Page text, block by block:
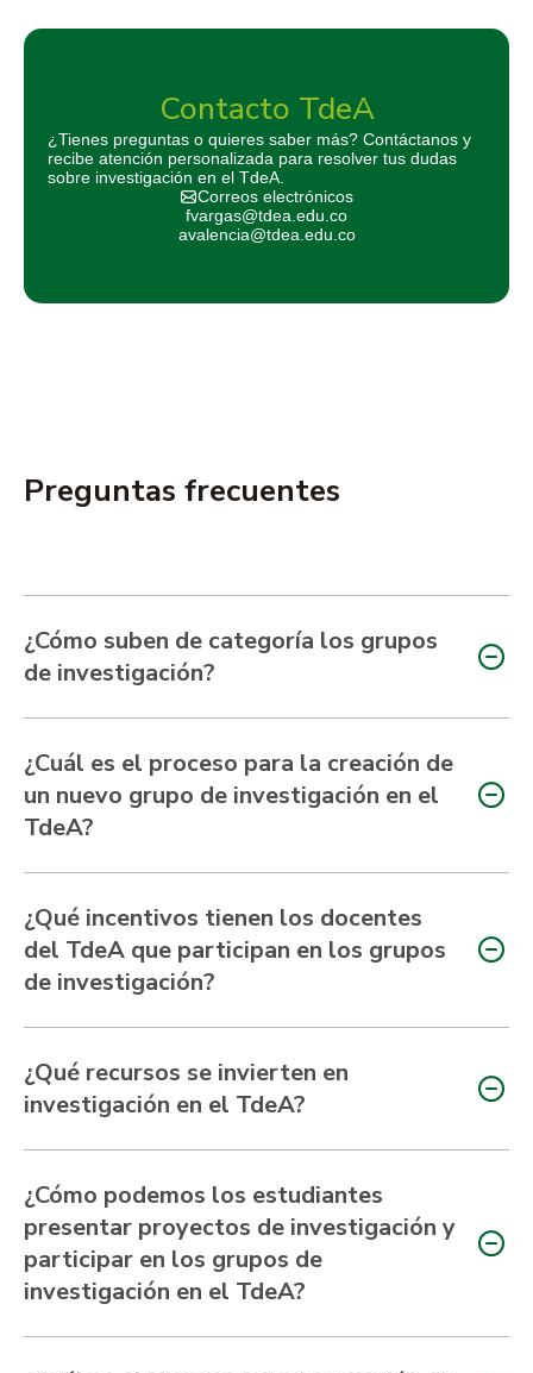
Contacto TdeA
¿Tienes preguntas o quieres saber más? Contáctanos y
recibe atención personalizada para resolver tus dudas
sobre investigación en el TdeA.
Correos electrónicos
fvargas@tdea.edu.co
avalencia@tdea.edu.co
Preguntas frecuentes
¿Cómo suben de categoría los grupos
de investigación?
¿Cuál es el proceso para la creación de
un nuevo grupo de investigación en el
TdeA?
¿Qué incentivos tienen los docentes
del TdeA que participan en los grupos
de investigación?
¿Qué recursos se invierten en
investigación en el TdeA?
¿Cómo podemos los estudiantes
presentar proyectos de investigación y
participar en los grupos de
investigación en el TdeA?